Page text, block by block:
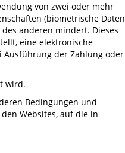
von zwei oder mehr
(biometrische Daten
anderen mindert. Dieses
eine elektronische
der Zahlung oder
wird.
Bedingungen und
Websites, auf die in